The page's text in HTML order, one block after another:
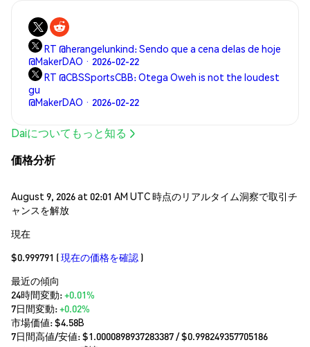
RT @herangelunkind: Sendo que a cena delas de hoje
@MakerDAO · 2026-02-22
RT @CBSSportsCBB: Otega Oweh is not the loudest
gu
@MakerDAO · 2026-02-22
Daiについてもっと知る
価格分析
August 9, 2026 at 02:01 AM UTC 時点のリアルタイム洞察で取引チ
ャンスを解放
現在
$0.999791 (現在の価格を確認 )
最近の傾向
24時間変動:+0.01%
7日間変動:+0.02%
市場価値:$4.58B
7日間高値/安値: $1.0000898937283387/ $0.998249357705186